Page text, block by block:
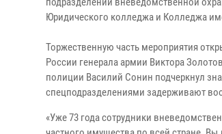
Юридического колледжа и Колледжа
Торжественную часть мероприятия
России генерала армии Виктора
полиции Василий Сонин подчеркнул
спецподразделениями задерживают
«Уже 73 года сотрудники